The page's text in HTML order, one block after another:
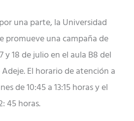
una parte, la Universidad
promueve una campaña de
y 18 de julio en el aula B8 del
El horario de atención a
de 10:45 a 13:15 horas y el
45 horas.